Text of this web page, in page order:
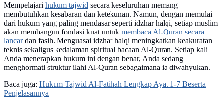
Mempelajari hukum tajwid secara keseluruhan memang
membutuhkan kesabaran dan ketekunan. Namun, dengan memulai
dari hukum yang paling mendasar seperti idzhar halqi, setiap muslim
akan membangun fondasi kuat untuk membaca Al-Quran secara
lancardan fasih. Menguasai idzhar halqi meningkatkan keakuratan
teknis sekaligus kedalaman spiritual bacaan Al-Quran. Setiap kali
Anda menerapkan hukum ini dengan benar, Anda sedang
menghormati struktur ilahi Al-Quran sebagaimana ia diwahyukan.
Baca juga: Hukum Tajwid Al-Fatihah Lengkap Ayat 1-7 Beserta
Penjelasannya